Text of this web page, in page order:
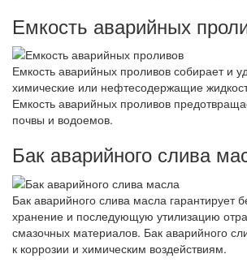
Емкость аварийных
Емкость аварийных проливов собирает и
химические или нефтесодержащие
Емкость аварийных проливов
почвы и водоемов.
Бак аварийного слива
Бак аварийного слива масла гарантирует
хранение и последующую утилизацию
смазочных материалов. Бак аварийного
к коррозии и химическим воздействиям.